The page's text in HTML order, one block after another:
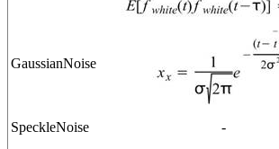
GaussianNoise
SpeckleNoise -